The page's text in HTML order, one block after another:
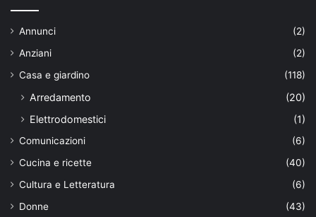
Annunci
(2)
Anziani
(2)
Casa e giardino
(118)
Arredamento
(20)
Elettrodomestici
(1)
Comunicazioni
(6)
Cucina e ricette
(40)
Cultura e Letteratura
(6)
Donne
(43)